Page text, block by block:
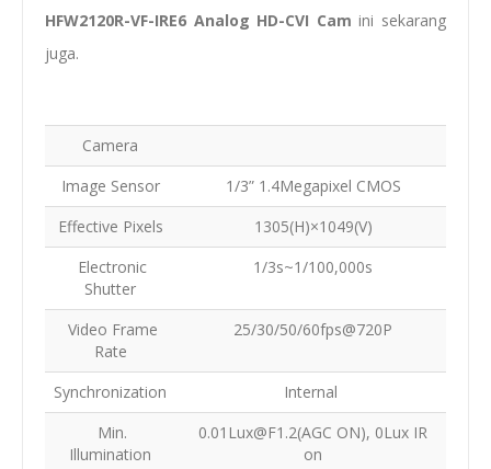
HFW2120R-VF-IRE6 Analog HD-CVI Camini sekarang
juga.
Camera
Image Sensor
1/3” 1.4Megapixel CMOS
Effective Pixels
1305(H)×1049(V)
Electronic
Shutter
1/3s~1/100,000s
Video Frame
Rate
25/30/50/60fps@720P
Synchronization
Internal
Min.
Illumination
0.01Lux@F1.2(AGC ON), 0Lux IR
on